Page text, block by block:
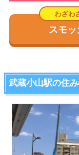
スモ
武蔵小山駅の住